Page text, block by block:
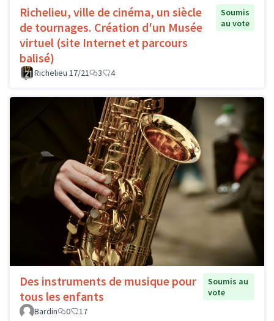
Richelieu, ville de cinéma, un siècle
de tournages. Création d'un Musée
virtuel (site Internet et parcours
balisé)
Soumis
au vote
Richelieu 17/21 3 4
Des instruments de musique pour
tous les enfants
Soumis au
vote
Bardin
0 17